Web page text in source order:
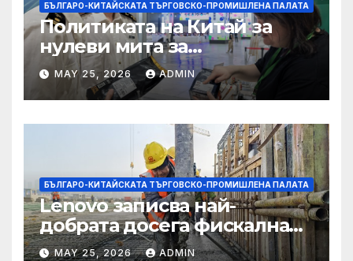
БЪЛГАРО-КИТАЙСКАТА ТЪРГОВСКО-ПРОМИШЛЕНА ПАЛАТА
Политиката на Китай за
нулеви мита за
африканските страни е от
полза за кафе индустрията
MAY 25, 2026 ADMIN
БЪЛГАРО-КИТАЙСКАТА ТЪРГОВСКО-ПРОМИШЛЕНА ПАЛАТА
Lenovo записва най-
добрата досега фискална
година
MAY 25, 2026 ADMIN